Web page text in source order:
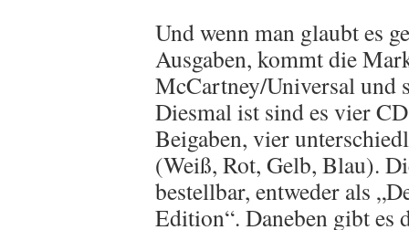
Und wenn man glaubt es
Ausgaben, kommt die
McCartney/Universal und
Diesmal ist sind es vier
Beigaben, vier
(Weiß, Rot, Gelb, Blau).
bestellbar, entweder als
Edition“. Daneben gibt es